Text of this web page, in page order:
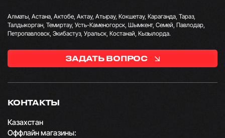
КОНТАКТЫ
Казахстан
Оффлайн магазины:
Алматы, Астана, Актобе, Актау, Атырау, Кокшетау, Караганда, Тараз,
Талдыкорган, Темиртау, Усть-Каменогорск, Шымкент, Семей, Павлодар,
Петропавловск, Экибастуз, Уральск, Костанай, Кызылорда.
ЗАДАТЬ ВОПРОС